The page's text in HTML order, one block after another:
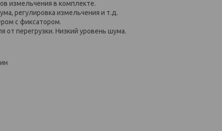
измельчения в комплекте.
регулировка измельчения и т.д.
с фиксатором.
от перегрузки. Низкий уровень шума.